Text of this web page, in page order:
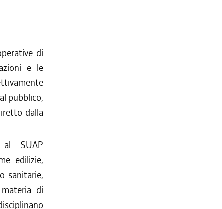
di
e le
pubblico,
dalla
al SUAP
edilizie,
sanitarie,
di